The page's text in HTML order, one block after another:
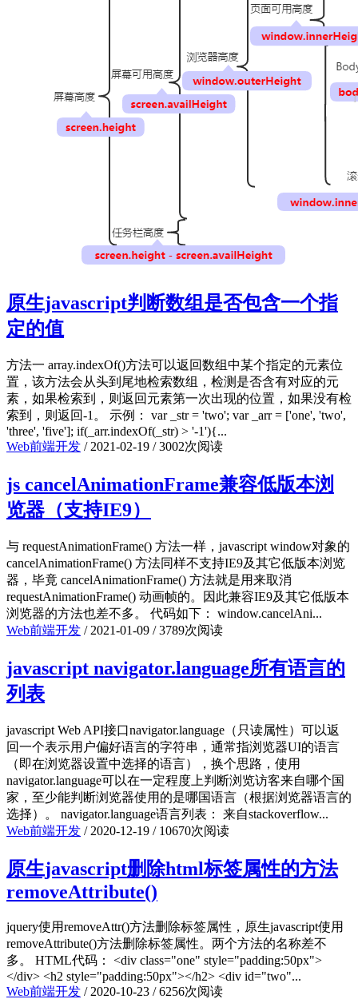
原生javascript判断数组是否包含一个指
定的值
方法一 array.indexOf()方法可以返回数组中某个指定的元素位
置，该方法会从头到尾地检索数组，检测是否含有对应的元
素，如果检索到，则返回元素第一次出现的位置，如果没有检
索到，则返回-1。 示例： var _str = 'two'; var _arr = ['one', 'two',
'three', 'five']; if(_arr.indexOf(_str) > '-1'){...
Web前端开发 / 2021-02-19 / 3002次阅读
js cancelAnimationFrame兼容低版本浏
览器（支持IE9）
与 requestAnimationFrame() 方法一样，javascript window对象的
cancelAnimationFrame() 方法同样不支持IE9及其它低版本浏览
器，毕竟 cancelAnimationFrame() 方法就是用来取消
requestAnimationFrame() 动画帧的。因此兼容IE9及其它低版本
浏览器的方法也差不多。 代码如下： window.cancelAni...
Web前端开发 / 2021-01-09 / 3789次阅读
javascript navigator.language所有语言的
列表
javascript Web API接口navigator.language（只读属性）可以返
回一个表示用户偏好语言的字符串，通常指浏览器UI的语言
（即在浏览器设置中选择的语言），换个思路，使用
navigator.language可以在一定程度上判断浏览访客来自哪个国
家，至少能判断浏览器使用的是哪国语言（根据浏览器语言的
选择）。 navigator.language语言列表： 来自stackoverflow...
Web前端开发 / 2020-12-19 / 10670次阅读
原生javascript删除html标签属性的方法
removeAttribute()
jquery使用removeAttr()方法删除标签属性，原生javascript使用
removeAttribute()方法删除标签属性。两个方法的名称差不
多。 HTML代码： <div class="one" style="padding:50px">
</div> <h2 style="padding:50px"></h2> <div id="two"...
Web前端开发 / 2020-10-23 / 6256次阅读